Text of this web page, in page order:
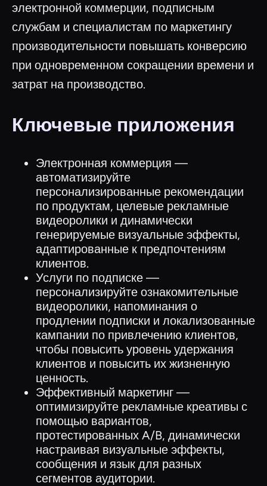
электронной коммерции, подписным
службам и специалистам по маркетингу
производительности повышать конверсию
при одновременном сокращении времени и
затрат на производство.
Ключевые приложения
Электронная коммерция —
автоматизируйте
персонализированные рекомендации
по продуктам, целевые рекламные
видеоролики и динамически
генерируемые визуальные эффекты,
адаптированные к предпочтениям
клиентов.
Услуги по подписке —
персонализируйте ознакомительные
видеоролики, напоминания о
продлении подписки и локализованные
кампании по привлечению клиентов,
чтобы повысить уровень удержания
клиентов и повысить их жизненную
ценность.
Эффективный маркетинг —
оптимизируйте рекламные креативы с
помощью вариантов,
протестированных A/B, динамически
настраивая визуальные эффекты,
сообщения и язык для разных
сегментов аудитории.